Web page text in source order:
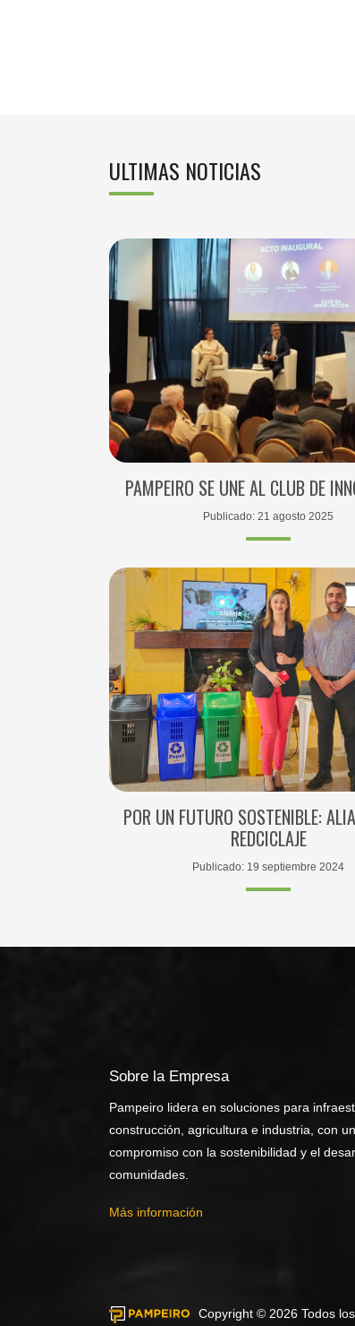
ULTIMAS NOTICIAS
PAMPEIRO SE UNE AL CLUB DE
Publicado: 21 agosto 2025
POR UN FUTURO SOSTENIBLE:
REDCICLAJE
Publicado: 19 septiembre 2024
Sobre la Empresa
Pampeiro lidera en soluciones para
construcción, agricultura e industria, con
compromiso con la sostenibilidad y el
comunidades.
Más información
Copyright © 2026 Todos